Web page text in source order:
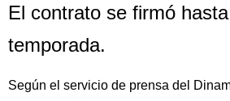
El contrato se firmó
temporada.
Según el servicio de prensa del